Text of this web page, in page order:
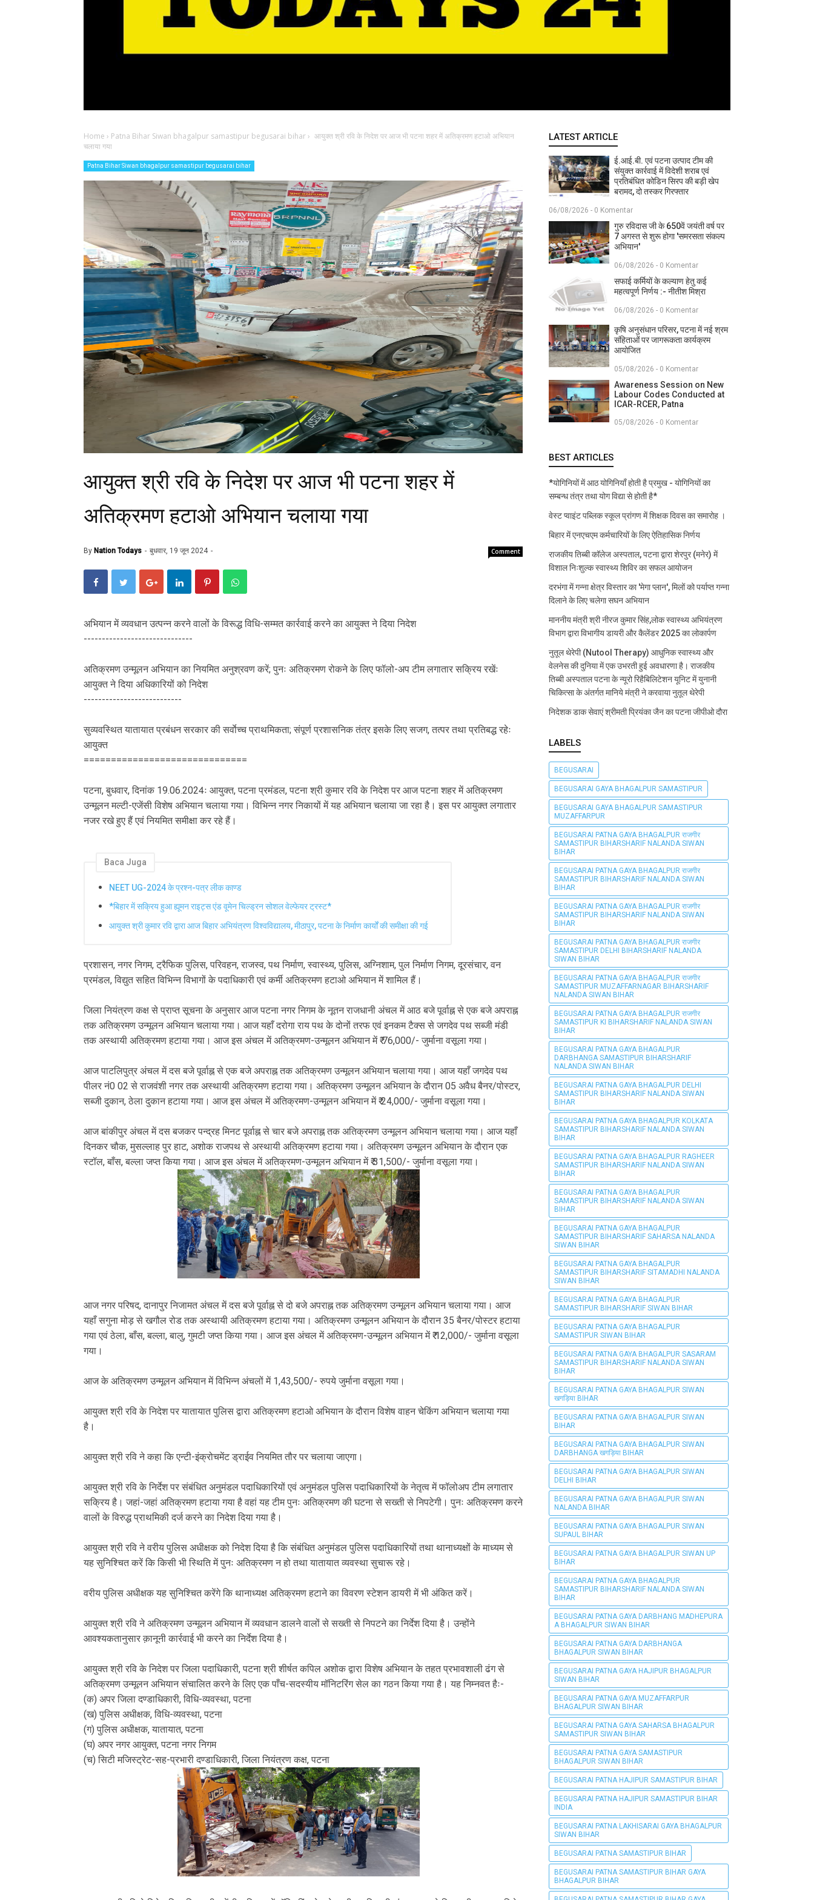
Home › Patna Bihar Siwan bhagalpur samastipur begusarai bihar› आयुक्त श्री रवि के निदेश पर आज भी पटना शहर में अतिक्रमण हटाओ अभियान
चलाया गया
Patna Bihar Siwan bhagalpur samastipur begusarai bihar
आयुक्त श्री रवि के निदेश पर आज भी पटना शहर में
अतिक्रमण हटाओ अभियान चलाया गया
By Nation Todays बुधवार, 19 जून 2024 Comment
अभियान में व्यवधान उत्पन्न करने वालों के विरूद्ध विधि-सम्मत कार्रवाई करने का आयुक्त ने दिया निदेश
------------------------------
अतिक्रमण उन्मूलन अभियान का नियमित अनुश्रवण करें; पुनः अतिक्रमण रोकने के लिए फॉलो-अप टीम लगातार सक्रिय रखेंः
आयुक्त ने दिया अधिकारियों को निदेश
---------------------------
सुव्यवस्थित यातायात प्रबंधन सरकार की सर्वाेच्च प्राथमिकता; संपूर्ण प्रशासनिक तंत्र इसके लिए सजग, तत्पर तथा प्रतिबद्ध रहेः
आयुक्त
==============================
पटना, बुधवार, दिनांक 19.06.2024ः आयुक्त, पटना प्रमंडल, पटना श्री कुमार रवि के निदेश पर आज पटना शहर में अतिक्रमण
उन्मूलन मल्टी-एजेंसी विशेष अभियान चलाया गया। विभिन्न नगर निकायों में यह अभियान चलाया जा रहा है। इस पर आयुक्त लगातार
नजर रखे हुए हैं एवं नियमित समीक्षा कर रहे हैं।
Baca Juga
NEET UG-2024 के प्रश्न-पत्र लीक काण्ड
*बिहार में सक्रिय हुआ ह्यूमन राइट्स एंड वूमेन चिल्ड्रन सोशल वेल्फेयर ट्रस्ट*
आयुक्त श्री कुमार रवि द्वारा आज बिहार अभियंत्रण विश्वविद्यालय, मीठापुर, पटना के निर्माण कार्यों की समीक्षा की गई
प्रशासन, नगर निगम, ट्रैफिक पुलिस, परिवहन, राजस्व, पथ निर्माण, स्वास्थ्य, पुलिस, अग्निशाम, पुल निर्माण निगम, दूरसंचार, वन
प्रमंडल, विद्युत सहित विभिन्न विभागों के पदाधिकारी एवं कर्मी अतिक्रमण हटाओ अभियान में शामिल हैं।
जिला नियंत्रण कक्ष से प्राप्त सूचना के अनुसार आज पटना नगर निगम के नूतन राजधानी अंचल में आठ बजे पूर्वाह्न से एक बजे अपराह्न
तक अतिक्रमण उन्मूलन अभियान चलाया गया। आज यहाँ दरोगा राय पथ के दोनों तरफ एवं इनकम टैक्स से जगदेव पथ सब्जी मंडी
तक अस्थायी अतिक्रमण हटाया गया। आज इस अंचल में अतिक्रमण-उन्मूलन अभियान में ₹ 76,000/- जुर्माना वसूला गया।
आज पाटलिपुत्र अंचल में दस बजे पूर्वाह्न से एक बजे अपराह्न तक अतिक्रमण उन्मूलन अभियान चलाया गया। आज यहाँ जगदेव पथ
पीलर नं0 02 से राजवंशी नगर तक अस्थायी अतिक्रमण हटाया गया। अतिक्रमण उन्मूलन अभियान के दौरान 05 अवैध बैनर/पोस्टर,
सब्जी दुकान, ठेला दुकान हटाया गया। आज इस अंचल में अतिक्रमण-उन्मूलन अभियान में ₹ 24,000/- जुर्माना वसूला गया।
आज बांकीपुर अंचल में दस बजकर पन्द्रह मिनट पूर्वाह्न से चार बजे अपराह्न तक अतिक्रमण उन्मूलन अभियान चलाया गया। आज यहाँ
दिनकर चौक, मुसल्लाह पुर हाट, अशोक राजपथ से अस्थायी अतिक्रमण हटाया गया। अतिक्रमण उन्मूलन अभियान के दौरान एक
स्टॉल, बाँस, बल्ला जप्त किया गया। आज इस अंचल में अतिक्रमण-उन्मूलन अभियान में ₹ 31,500/- जुर्माना वसूला गया।
आज नगर परिषद, दानापुर निजामत अंचल में दस बजे पूर्वाह्न से दो बजे अपराह्न तक अतिक्रमण उन्मूलन अभियान चलाया गया। आज
यहाँ सगुना मोड़ से खगौल रोड तक अस्थायी अतिक्रमण हटाया गया। अतिक्रमण उन्मूलन अभियान के दौरान 35 बैनर/पोस्टर हटाया
गया एवं ठेला, बाँस, बल्ला, बालु, गुमटी जप्त किया गया। आज इस अंचल में अतिक्रमण-उन्मूलन अभियान में ₹ 12,000/- जुर्माना वसूला
गया।
आज के अतिक्रमण उन्मूलन अभियान में विभिन्न अंचलों में 1,43,500/- रुपये जुर्माना वसूला गया।
आयुक्त श्री रवि के निदेश पर यातायात पुलिस द्वारा अतिक्रमण हटाओ अभियान के दौरान विशेष वाहन चेकिंग अभियान चलाया गया
है।
आयुक्त श्री रवि ने कहा कि एन्टी-इंक्रोचमेंट ड्राईव नियमित तौर पर चलाया जाएगा।
आयुक्त श्री रवि के निर्देश पर संबंधित अनुमंडल पदाधिकारियों एवं अनुमंडल पुलिस पदाधिकारियों के नेतृत्व में फॉलोअप टीम लगातार
सक्रिय है। जहां-जहां अतिक्रमण हटाया गया है वहां यह टीम पुनः अतिक्रमण की घटना से सख्ती से निपटेगी। पुनः अतिक्रमण करने
वालों के विरुद्ध प्राथमिकी दर्ज करने का निदेश दिया गया है।
आयुक्त श्री रवि ने वरीय पुलिस अधीक्षक को निदेश दिया है कि संबंधित अनुमंडल पुलिस पदाधिकारियों तथा थानाध्यक्षों के माध्यम से
यह सुनिश्चित करें कि किसी भी स्थिति में पुनः अतिक्रमण न हो तथा यातायात व्यवस्था सुचारू रहे।
वरीय पुलिस अधीक्षक यह सुनिश्चित करेंगे कि थानाध्यक्ष अतिक्रमण हटाने का विवरण स्टेशन डायरी में भी अंकित करें।
आयुक्त श्री रवि ने अतिक्रमण उन्मूलन अभियान में व्यवधान डालने वालों से सख्ती से निपटने का निर्देश दिया है। उन्होंने
आवश्यकतानुसार क़ानूनी कार्रवाई भी करने का निर्देश दिया है।
आयुक्त श्री रवि के निदेश पर जिला पदाधिकारी, पटना श्री शीर्षत कपिल अशोक द्वारा विशेष अभियान के तहत प्रभावशाली ढंग से
अतिक्रमण उन्मूलन अभियान संचालित करने के लिए एक पाँच-सदस्यीय मॉनिटरिंग सेल का गठन किया गया है। यह निम्नवत हैः-
(क) अपर जिला दण्डाधिकारी, विधि-व्यवस्था, पटना
(ख) पुलिस अधीक्षक, विधि-व्यवस्था, पटना
(ग) पुलिस अधीक्षक, यातायात, पटना
(घ) अपर नगर आयुक्त, पटना नगर निगम
(च) सिटी मजिस्ट्रेट-सह-प्रभारी दण्डाधिकारी, जिला नियंत्रण कक्ष, पटना
LATEST ARTICLE
ई.आई.बी. एवं पटना उत्पाद टीम की
संयुक्त कार्रवाई में विदेशी शराब एवं
प्रतिबंधित कोडिन सिरप की बड़ी खेप
बरामद, दो तस्कर गिरफ्तार
06/08/2026 - 0 Komentar
गुरु रविदास जी के 650वें जयंती वर्ष पर
7 अगस्त से शुरू होगा 'समरसता संकल्प
अभियान'
06/08/2026 - 0 Komentar
सफाई कर्मियों के कल्याण हेतु कई
महत्वपूर्ण निर्णय :- नीतीश मिश्रा
06/08/2026 - 0 Komentar
कृषि अनुसंधान परिसर, पटना में नई श्रम
संहिताओं पर जागरूकता कार्यक्रम
आयोजित
05/08/2026 - 0 Komentar
Awareness Session on New
Labour Codes Conducted at
ICAR-RCER, Patna
05/08/2026 - 0 Komentar
BEST ARTICLES
*योगिनियों में आठ योगिनियाँ होती है प्रमुख - योगिनियों का
सम्बन्ध तंत्र तथा योग विद्या से होती है*
वेस्ट प्वाइंट पब्लिक स्कूल प्रांगण में शिक्षक दिवस का समारोह ।
बिहार में एनएचएम कर्मचारियों के लिए ऐतिहासिक निर्णय
राजकीय तिब्बी कॉलेज अस्पताल, पटना द्वारा शेरपुर (मनेर) में
विशाल निःशुल्क स्वास्थ्य शिविर का सफल आयोजन
दरभंगा में गन्ना क्षेत्र विस्तार का 'मेगा प्लान', मिलों को पर्याप्त गन्ना
दिलाने के लिए चलेगा सघन अभियान
माननीय मंत्री श्री नीरज कुमार सिंह,लोक स्वास्थ्य अभियंत्रण
विभाग द्वारा विभागीय डायरी और कैलेंडर 2025 का लोकार्पण
नुतूल थेरेपी (Nutool Therapy) आधुनिक स्वास्थ्य और
वेलनेस की दुनिया में एक उभरती हुई अवधारणा है। राजकीय
तिब्बी अस्पताल पटना के न्यूरो रिहैबिलिटेशन यूनिट में युनानी
चिकित्सा के अंतर्गत मानिये मंत्री ने करवाया नुतूल थेरेपी
निदेशक डाक सेवाएं श्रीमती प्रियंका जैन का पटना जीपीओ दौरा
LABELS
BEGUSARAI
BEGUSARAI GAYA BHAGALPUR SAMASTIPUR
BEGUSARAI GAYA BHAGALPUR SAMASTIPUR
MUZAFFARPUR
BEGUSARAI PATNA GAYA BHAGALPUR राजगीर
SAMASTIPUR BIHARSHARIF NALANDA SIWAN
BIHAR
BEGUSARAI PATNA GAYA BHAGALPUR राजगीर
SAMASTIPUR BIHARSHARIF NALANDA SIWAN
BIHAR
BEGUSARAI PATNA GAYA BHAGALPUR राजगीर
SAMASTIPUR BIHARSHARIF NALANDA SIWAN
BIHAR
BEGUSARAI PATNA GAYA BHAGALPUR राजगीर
SAMASTIPUR DELHI BIHARSHARIF NALANDA
SIWAN BIHAR
BEGUSARAI PATNA GAYA BHAGALPUR राजगीर
SAMASTIPUR MUZAFFARNAGAR BIHARSHARIF
NALANDA SIWAN BIHAR
BEGUSARAI PATNA GAYA BHAGALPUR राजगीर
SAMASTIPUR KI BIHARSHARIF NALANDA SIWAN
BIHAR
BEGUSARAI PATNA GAYA BHAGALPUR
DARBHANGA SAMASTIPUR BIHARSHARIF
NALANDA SIWAN BIHAR
BEGUSARAI PATNA GAYA BHAGALPUR DELHI
SAMASTIPUR BIHARSHARIF NALANDA SIWAN
BIHAR
BEGUSARAI PATNA GAYA BHAGALPUR KOLKATA
SAMASTIPUR BIHARSHARIF NALANDA SIWAN
BIHAR
BEGUSARAI PATNA GAYA BHAGALPUR RAGHEER
SAMASTIPUR BIHARSHARIF NALANDA SIWAN
BIHAR
BEGUSARAI PATNA GAYA BHAGALPUR
SAMASTIPUR BIHARSHARIF NALANDA SIWAN
BIHAR
BEGUSARAI PATNA GAYA BHAGALPUR
SAMASTIPUR BIHARSHARIF SAHARSA NALANDA
SIWAN BIHAR
BEGUSARAI PATNA GAYA BHAGALPUR
SAMASTIPUR BIHARSHARIF SITAMADHI NALANDA
SIWAN BIHAR
BEGUSARAI PATNA GAYA BHAGALPUR
SAMASTIPUR BIHARSHARIF SIWAN BIHAR
BEGUSARAI PATNA GAYA BHAGALPUR
SAMASTIPUR SIWAN BIHAR
BEGUSARAI PATNA GAYA BHAGALPUR SASARAM
SAMASTIPUR BIHARSHARIF NALANDA SIWAN
BIHAR
BEGUSARAI PATNA GAYA BHAGALPUR SIWAN
खगड़िया BIHAR
BEGUSARAI PATNA GAYA BHAGALPUR SIWAN
BIHAR
BEGUSARAI PATNA GAYA BHAGALPUR SIWAN
DARBHANGA खगड़िया BIHAR
BEGUSARAI PATNA GAYA BHAGALPUR SIWAN
DELHI BIHAR
BEGUSARAI PATNA GAYA BHAGALPUR SIWAN
NALANDA BIHAR
BEGUSARAI PATNA GAYA BHAGALPUR SIWAN
SUPAUL BIHAR
BEGUSARAI PATNA GAYA BHAGALPUR SIWAN UP
BIHAR
BEGUSARAI PATNA GAYA BHAGALPUR
SAMASTIPUR BIHARSHARIF NALANDA SIWAN
BIHAR
BEGUSARAI PATNA GAYA DARBHANG MADHEPURA
A BHAGALPUR SIWAN BIHAR
BEGUSARAI PATNA GAYA DARBHANGA
BHAGALPUR SIWAN BIHAR
BEGUSARAI PATNA GAYA HAJIPUR BHAGALPUR
SIWAN BIHAR
BEGUSARAI PATNA GAYA MUZAFFARPUR
BHAGALPUR SIWAN BIHAR
BEGUSARAI PATNA GAYA SAHARSA BHAGALPUR
SAMASTIPUR SIWAN BIHAR
BEGUSARAI PATNA GAYA SAMASTIPUR
BHAGALPUR SIWAN BIHAR
BEGUSARAI PATNA HAJIPUR SAMASTIPUR BIHAR
BEGUSARAI PATNA HAJIPUR SAMASTIPUR BIHAR
INDIA
BEGUSARAI PATNA LAKHISARAI GAYA BHAGALPUR
SIWAN BIHAR
BEGUSARAI PATNA SAMASTIPUR BIHAR
BEGUSARAI PATNA SAMASTIPUR BIHAR GAYA
BHAGALPUR BIHAR